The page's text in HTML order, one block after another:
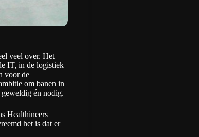
veel over. Het
IT, in de logistiek
voor de
om banen in
én nodig.
Healthineers
het is dat er